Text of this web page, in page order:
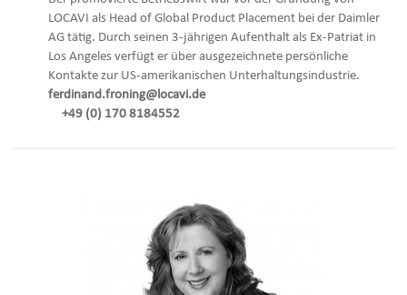
LOCAVI als Head of Global Product Placement bei der Daimler
AG tätig. Durch seinen 3-jährigen Aufenthalt als Ex-Patriat in
Los Angeles verfügt er über ausgezeichnete persönliche
Kontakte zur US-amerikanischen Unterhaltungsindustrie.
ferdinand.froning@locavi.de
+49 (0) 170 8184552